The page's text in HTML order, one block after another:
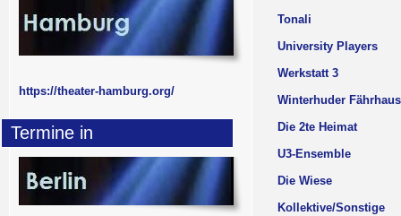
Tonali
University Players
Werkstatt 3
Winterhuder
Die 2te Heimat
U3-Ensemble
Die Wiese
Kollektive/Sonstige
https://theater-hamburg.org/
Termine in